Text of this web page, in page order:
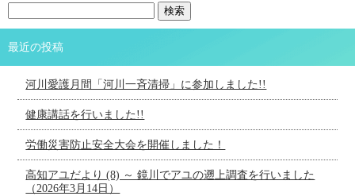
最近の投稿
河川愛護月間「河川一斉清掃」に参加しました!!
健康講話を行いました!!
労働災害防止安全大会を開催しました！
高知アユだより (8) ～ 鏡川でアユの遡上調査を行いました
（2026年3月14日）